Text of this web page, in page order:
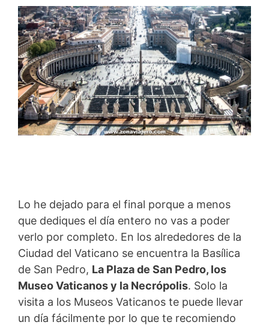
Lo he dejado para el final porque a menos
que dediques el día entero no vas a poder
verlo por completo. En los alrededores de la
Ciudad del Vaticano se encuentra la Basílica
de San Pedro, La Plaza de San Pedro, los
Museo Vaticanos y la Necrópolis. Solo la
visita a los Museos Vaticanos te puede llevar
un día fácilmente por lo que te recomiendo